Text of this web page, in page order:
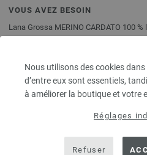
Nous utilisons des cookies
d’entre eux sont essentiels,
à améliorer la boutique et votre
Réglages
Refuser
VOUS AVEZ BESOIN
Lana Grossa MERINO CARDATO 100
• Crochet n° 5,5
Les aiguilles, boutons, accessoires ne
gratuitement par courriel ou en forme